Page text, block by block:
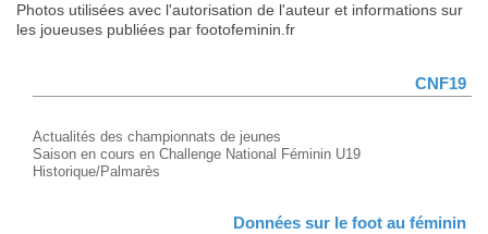
Photos utilisées avec l'autorisation de l'auteur et informations sur
les joueuses publiées par footofeminin.fr
CNF19
Actualités des championnats de jeunes
Saison en cours en Challenge National Féminin U19
Historique/Palmarès
Données sur le foot au féminin